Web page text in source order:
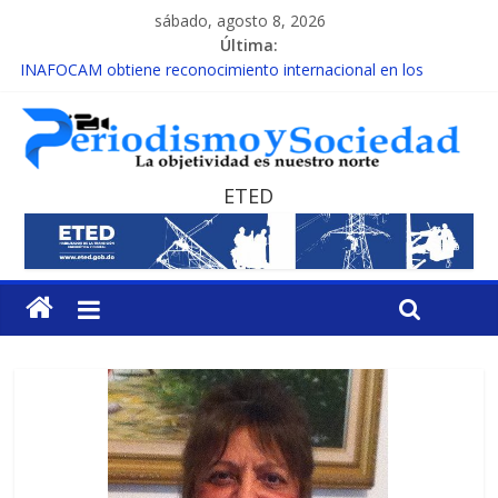
sábado, agosto 8, 2026
Última:
INAFOCAM obtiene reconocimiento internacional en los
15 de febrero de cada año es Día Nacional de la lucha contra el
cáncer infantil
EL ENFOQUE UNILATERAL DE LA COALICIÓN
MESCyT y Universidad Albizu apoyarán rehabilitación de
reclusos
MESCyT presenta calendario de Consulta Nacional por la
Educación
ETED